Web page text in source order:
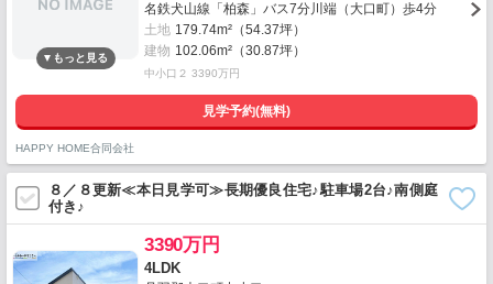
名鉄犬山線「柏森」バス7分川端（大口町）歩4分
土地 179.74m²（54.37坪）
建物 102.06m²（30.87坪）
中小口２ 3390万円
見学予約(無料)
HAPPY HOME合同会社
８／８更新≪本日見学可≫長期優良住宅♪駐車場2台♪南側庭
付き♪
3390万円
4LDK